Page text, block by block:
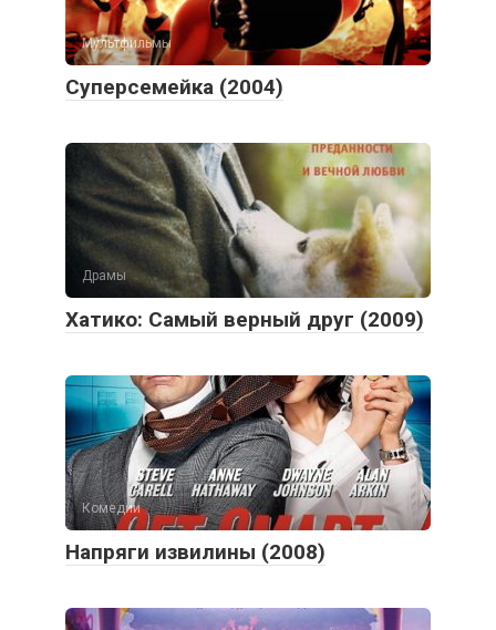
Мультфильмы
Суперсемейка (2004)
Драмы
Хатико: Самый верный друг (2009)
Комедии
Напряги извилины (2008)